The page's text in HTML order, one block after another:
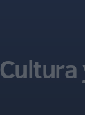
Cultura